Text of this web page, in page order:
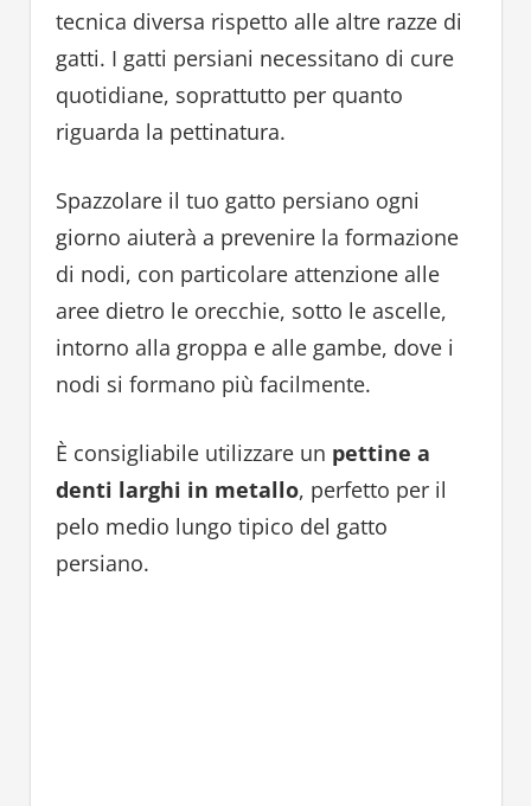
tecnica diversa rispetto alle altre razze di
gatti. I gatti persiani necessitano di cure
quotidiane, soprattutto per quanto
riguarda la pettinatura.
Spazzolare il tuo gatto persiano ogni
giorno aiuterà a prevenire la formazione
di nodi, con particolare attenzione alle
aree dietro le orecchie, sotto le ascelle,
intorno alla groppa e alle gambe, dove i
nodi si formano più facilmente.
È consigliabile utilizzare un pettine a
denti larghi in metallo, perfetto per il
pelo medio lungo tipico del gatto
persiano.